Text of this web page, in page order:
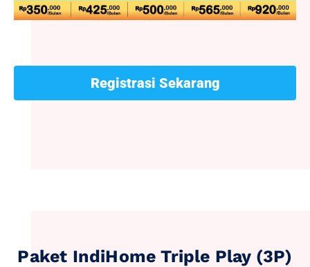
Registrasi Sekarang
Paket IndiHome Triple Play (3P)